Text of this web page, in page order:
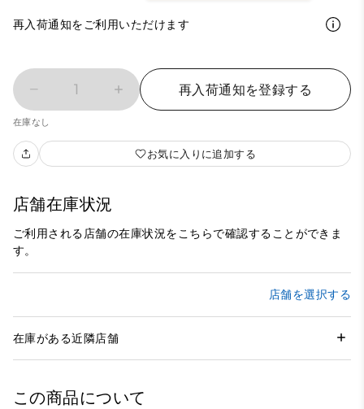
再入荷通知をご利用いただけます
1 再入荷通知を登録する
在庫なし
お気に入りに追加する
店舗在庫状況
ご利用される店舗の在庫状況をこちらで確認することができま
す。
店舗を選択する
在庫がある近隣店舗
この商品について